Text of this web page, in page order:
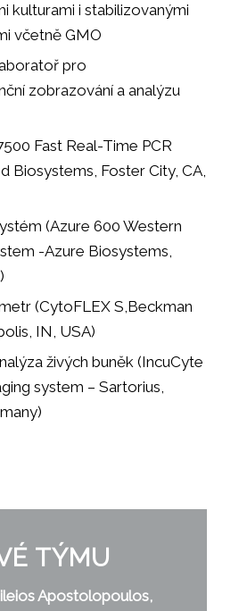
kulturami i stabilizovanými
včetně GMO
pro
zobrazování a analýzu
Fast Real-Time PCR
Biosystems, Foster City, CA,
(Azure 600 Western
-Azure Biosystems,
(CytoFLEX S,Beckman
IN, USA)
živých buněk (IncuCyte
system – Sartorius,
TÝMU
Apostolopoulos,